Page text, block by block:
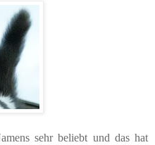
sehr beliebt und das hat